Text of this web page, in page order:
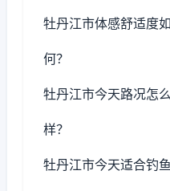
牡丹江市体感舒适度如
何？
牡丹江市今天路况怎么
样？
牡丹江市今天适合钓鱼